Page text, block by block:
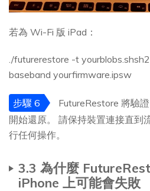
若為 Wi-Fi 版 iPad：
./futurerestore -t
baseband yourfirmware.ipsw
步驟 6
FutureRestore 將驗
開始還原。 請保持裝置連接直到
行任何操作。
3.3 為什麼
iPhone 上可能會失敗